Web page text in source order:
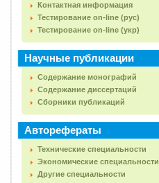
Контактная информация
Тестирование on-line (рус)
Тестирование on-line (укр)
Научные публикации
Содержание монографий
Содержание диссертаций
Сборники публикаций
Авторефераты
Технические специальности
Экономические специальности
Другие специальности